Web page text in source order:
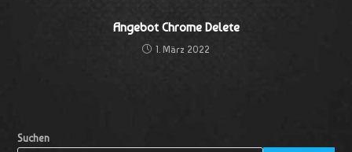
Angebot Chrome Delete
1. März 2022
Suchen